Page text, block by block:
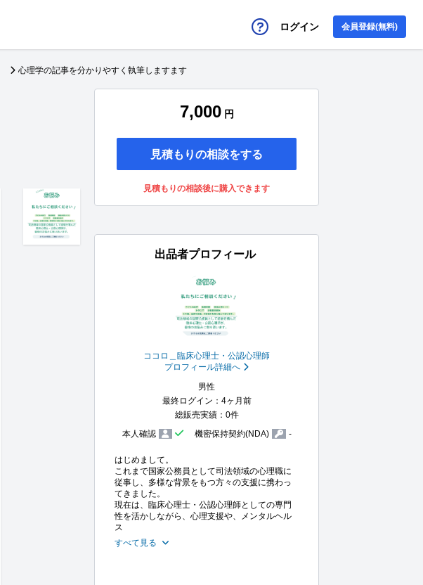
ログイン 会員登録(無料)
心理学の記事を分かりやすく執筆しますます
7,000 円
見積もりの相談をする
見積もりの相談後に購入できます
出品者プロフィール
ココロ＿臨床心理士・公認心理師
プロフィール詳細へ
男性
最終ログイン：4ヶ月前
総販売実績：0件
本人確認
機密保持契約(NDA) -
はじめまして。
これまで国家公務員として司法領域の心理職に
従事し、多様な背景をもつ方々の支援に携わっ
てきました。
現在は、臨床心理士・公認心理師としての専門
性を活かしながら、心理支援や、メンタルヘル
ス
すべて見る